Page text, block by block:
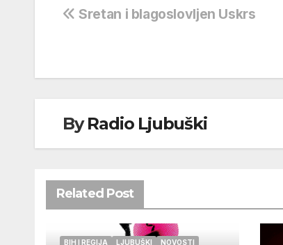
Navigacija
Sretan i blagoslovljen Uskrs
ByRadio Ljubuški
Related Post
BIH I REGIJA LJUBUŠKI
NOVOSTI